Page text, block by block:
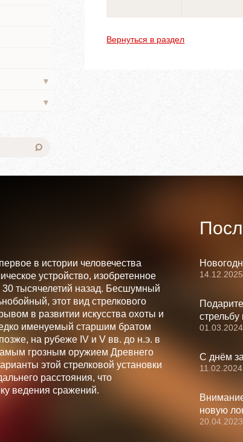
▼
▼
Вернуться в раздел
в истории человечества
устройство, изобретенное
30 тысячелетий назад. Бесшумный
этот вид стрелкового
в развитии искусства охоты и
именуемый старшим братом
на рубеже IV и V вв. до н.э. в
грозным оружием Древнего
этой стрелковой установки
расстояния, что
ведения сражений.
14.12.2025
стрельбу
01.03.2024
С днём
11.02.2024
новую
20.04.2023